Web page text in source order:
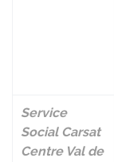
Service
Social Carsat
Centre Val de